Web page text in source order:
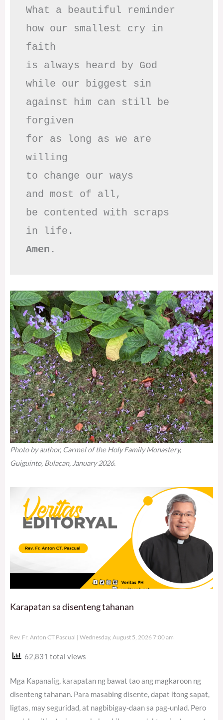
What a beautiful reminder
how our smallest cry in
faith
is always heard by God
while our biggest sin
against him can still be
forgiven
for as long as we are
willing
to change our ways
and most of all,
be contented with scraps
Amen.
Photo by author, Carmel of the Holy Family Monastery,
Guiguinto, Bulacan, January 2026.
Karapatan sa disenteng tahanan
Rev. Fr. Anton CT Pascual Wednesday, August 5, 2026 7:00 am
62,831 total views
Mga Kapanalig, karapatan ng bawat tao ang magkaroon ng
disenteng tahanan. Para masabing disente, dapat itong sapat,
ligtas, may seguridad, at nagbibigay-daan sa pag-unlad. Pero